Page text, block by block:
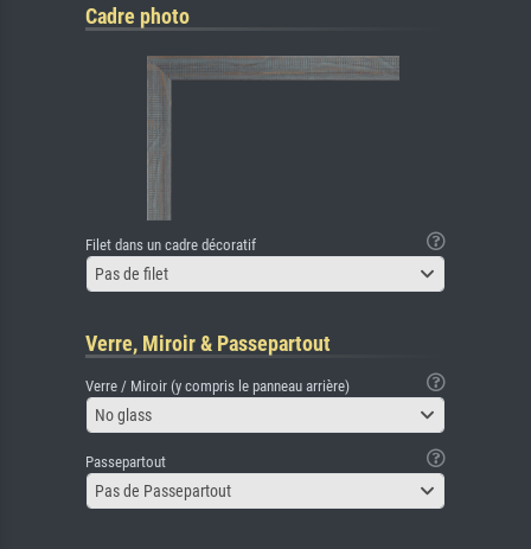
Cadre photo
Filet dans un cadre décoratif
Pas de filet
Verre, Miroir & Passepartout
Verre / Miroir (y compris le panneau arrière)
No glass
Passepartout
Pas de Passepartout